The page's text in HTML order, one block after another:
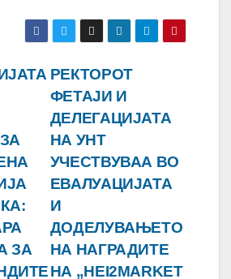
РЕКТОРОТ
ФЕТАЈИ И
ДЕЛЕГАЦИЈАТА
НА УНТ
УЧЕСТВУВАА ВО
ЕВАЛУАЦИЈАТА
И
ДОДЕЛУВАЊЕТО
НА НАГРАДИТЕ
НА „HEI2MARKET
ЗА